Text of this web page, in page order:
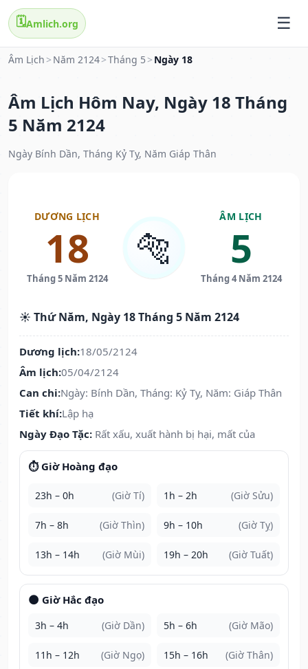
🗓️Amlich.org
Âm Lịch > Năm 2124>Tháng 5 > Ngày 18
Âm Lịch Hôm Nay, Ngày 18 Tháng
5 Năm 2124
Ngày Bính Dần, Tháng Kỷ Tỵ, Năm Giáp Thân
DƯƠNG LỊCH
18
Tháng 5 Năm 2124
🐅
ÂM LỊCH
5
Tháng 4 Năm 2124
☀️ Thứ Năm, Ngày 18 Tháng 5 Năm 2124
Dương lịch:18/05/2124
Âm lịch:05/04/2124
Can chi:Ngày: Bính Dần, Tháng: Kỷ Tỵ, Năm: Giáp Thân
Tiết khí:Lập hạ
Ngày Đạo Tặc: Rất xấu, xuất hành bị hại, mất của
⏱️ Giờ Hoàng đạo
23h – 0h (Giờ Tí) 1h – 2h (Giờ Sửu)
7h – 8h (Giờ Thìn) 9h – 10h (Giờ Tỵ)
13h – 14h (Giờ Mùi) 19h – 20h (Giờ Tuất)
🌑 Giờ Hắc đạo
3h – 4h (Giờ Dần) 5h – 6h (Giờ Mão)
11h – 12h (Giờ Ngọ) 15h – 16h (Giờ Thân)